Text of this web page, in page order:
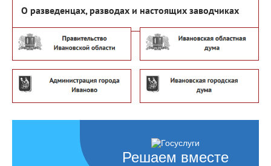
О разведенцах, разводах и настоящих заводчиках
Решаем вместе